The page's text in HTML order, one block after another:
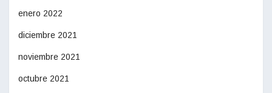
enero 2022
diciembre 2021
noviembre 2021
octubre 2021